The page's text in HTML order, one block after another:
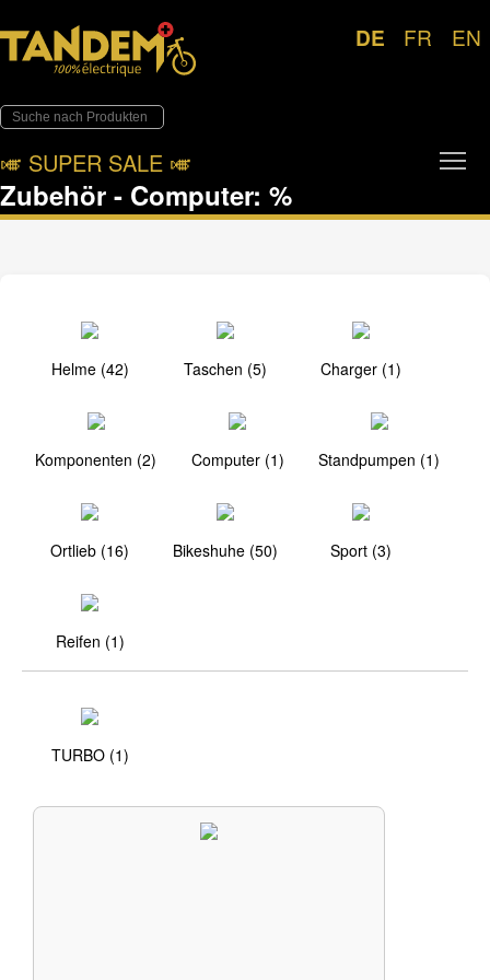
DE FR EN
🎺︎ SUPER SALE 🎺︎
Zubehör - Computer: %
Helme (42) Taschen (5) Charger (1)
Komponenten (2) Computer (1) Standpumpen (1)
Ortlieb (16) Bikeshuhe (50) Sport (3)
Reifen (1)
TURBO (1)